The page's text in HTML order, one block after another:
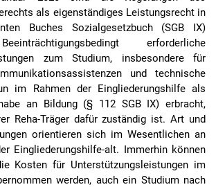
als eigenständiges Leistungsrecht in
Buches Sozialgesetzbuch (SGB IX)
erforderliche
zum Studium, insbesondere für
und technische
im Rahmen der Eingliederungshilfe als
an Bildung (§ 112 SGB IX) erbracht,
Reha-Träger dafür zuständig ist. Art und
orientieren sich im Wesentlichen an
Eingliederungshilfe-alt. Immerhin können
Kosten für Unterstützungsleistungen im
werden, auch ein Studium nach